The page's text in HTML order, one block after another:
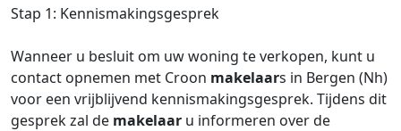
Stap 1: Kennismakingsgesprek
Wanneer u besluit om uw woning te verkopen, kunt u
contact opnemen met Croon makelaars in Bergen (Nh)
voor een vrijblijvend kennismakingsgesprek. Tijdens dit
gesprek zal de makelaar u informeren over de